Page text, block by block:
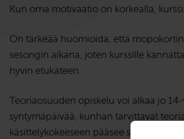
Kun oma motivaatio on korkealla,
On tärkeää huomioida, että
sesongin aikana, joten kurssille
hyvin etukäteen.
Teoriaosuuden opiskelu voi alkaa jo
syntymäpäivää, kunhan tarvittavat
käsittelykokeeseen pääsee sitten, kun